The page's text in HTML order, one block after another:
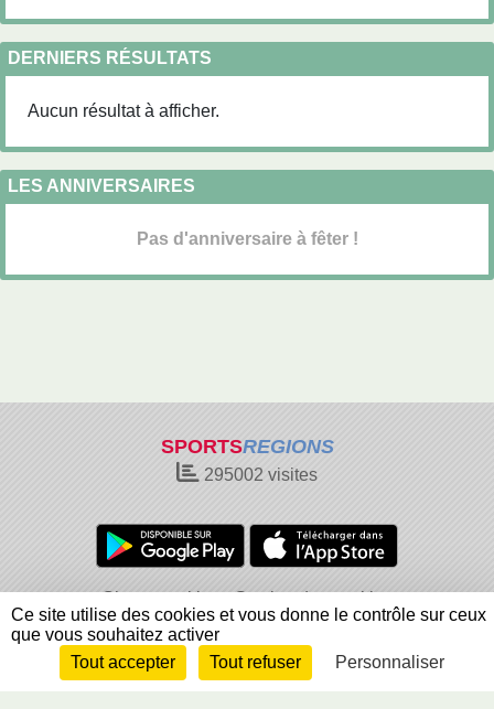
DERNIERS RÉSULTATS
Aucun résultat à afficher.
LES ANNIVERSAIRES
Pas d'anniversaire à fêter !
SPORTSREGIONS
295002 visites
Charte cookies
Gestion des cookies
Informations légales
Signaler un contenu inapproprié
Envie de participer ? Connexion
Ce site utilise des cookies et vous donne le contrôle sur ceux
que vous souhaitez activer
Tout accepter
Tout refuser Personnaliser